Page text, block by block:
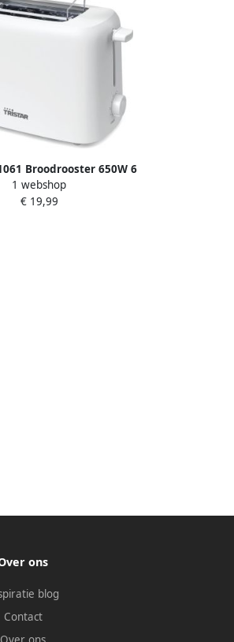
Broodrooster 650W 6
2 Broodsleuven voor
Bunwarmer
1 webshop
€ 19,99
ons
blog
Contact